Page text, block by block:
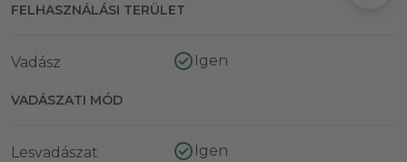
FELHASZNÁLÁSI TERÜLET
Vadász Igen
VADÁSZATI MÓD
Lesvadászat Igen